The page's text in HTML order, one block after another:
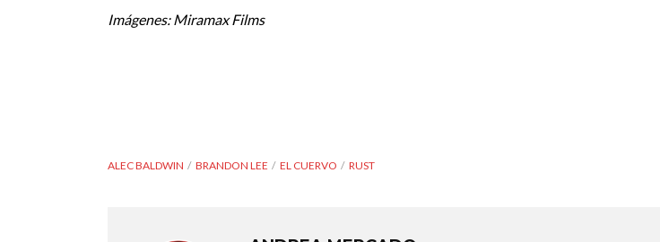
Imágenes: Miramax Films
ALEC BALDWIN BRANDON LEE EL CUERVO RUST